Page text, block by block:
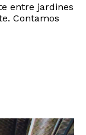
entre jardines
Contamos